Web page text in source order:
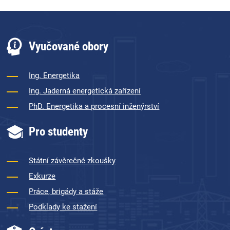
Vyučované obory
Ing. Energetika
Ing. Jaderná energetická zařízení
PhD. Energetika a procesní inženýrství
Pro studenty
Státní závěrečné zkoušky
Exkurze
Práce, brigády a stáže
Podklady ke stažení